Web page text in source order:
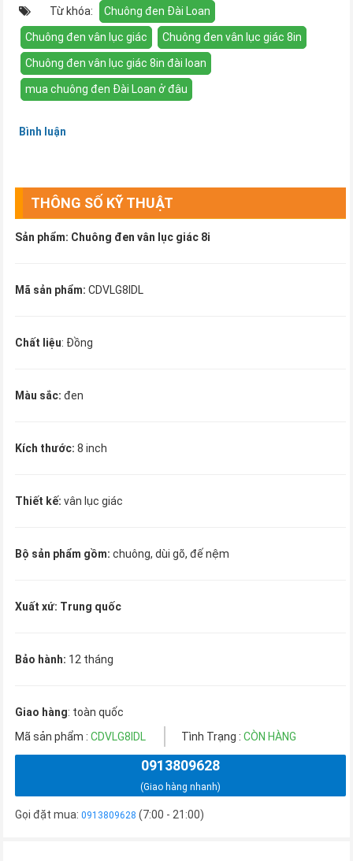
Từ khóa: Chuông đen Đài Loan
Chuông đen vân lục giác Chuông đen vân lục giác 8in
Chuông đen vân lục giác 8in đài loan
mua chuông đen Đài Loan ở đâu
Bình luận
THÔNG SỐ KỸ THUẬT
Sản phẩm: Chuông đen vân lục giác 8i
Mã sản phẩm: CDVLG8IDL
Chất liệu: Đồng
Màu sắc: đen
Kích thước: 8 inch
Thiết kế: vân lục giác
Bộ sản phẩm gồm: chuông, dùi gõ, đế nệm
Xuất xứ: Trung quốc
Bảo hành: 12 tháng
Giao hàng: toàn quốc
Mã sản phẩm :CDVLG8IDL Tình Trạng : CÒN HÀNG
0913809628
(Giao hàng nhanh)
Gọi đặt mua:0913809628 (7:00 - 21:00)